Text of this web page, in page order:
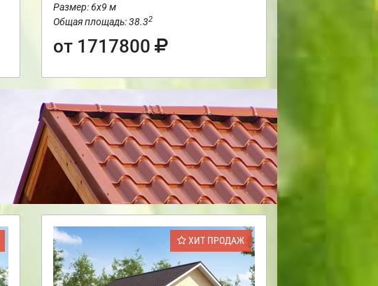
Размер: 6х9 м
Общая площадь: 38.32
от 1717800
ХИТ ПРОДАЖ